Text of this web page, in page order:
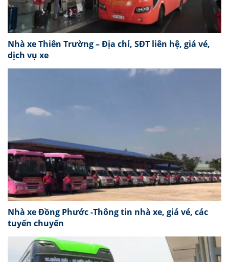
Nhà xe Thiên Trường – Địa chỉ, SĐT liên hệ, giá vé,
dịch vụ xe
Nhà xe Đồng Phước -Thông tin nhà xe, giá vé, các
tuyến chuyến